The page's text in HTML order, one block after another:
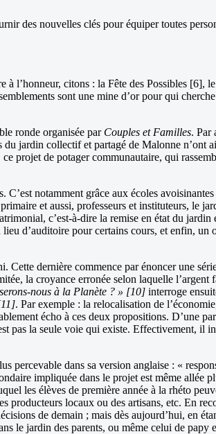
des nouvelles clés pour équiper toutes
à l’honneur, citons : la Fête des Possibles [6],
sont une mine d’or pour qui
ronde organisée par Couples et Familles. Par
jardin collectif et partagé de Malonne n’ont
projet de potager communautaire, qui
C’est notamment grâce aux écoles
et aussi, professeurs et instituteurs, le
c’est-à-dire la remise en état du jardin
d’auditoire pour certains cours, et enfin, un
Cette dernière commence par énoncer une
la croyance erronée selon laquelle
nous à la Planète ? » [10] interroge
. Par exemple : la relocalisation de
écho à ces deux propositions. D’une
pas la seule voie qui existe. Effectivement, il
percevable dans sa version anglaise : «
impliquée dans le projet est même allée
les élèves de première année à la rhéto
producteurs locaux ou des artisans, etc. En
de demain ; mais dès aujourd’hui, en
le jardin des parents, ou même celui de papy